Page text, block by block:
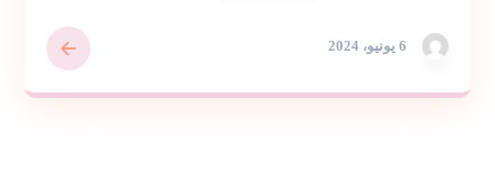
6 يونيو، 2024